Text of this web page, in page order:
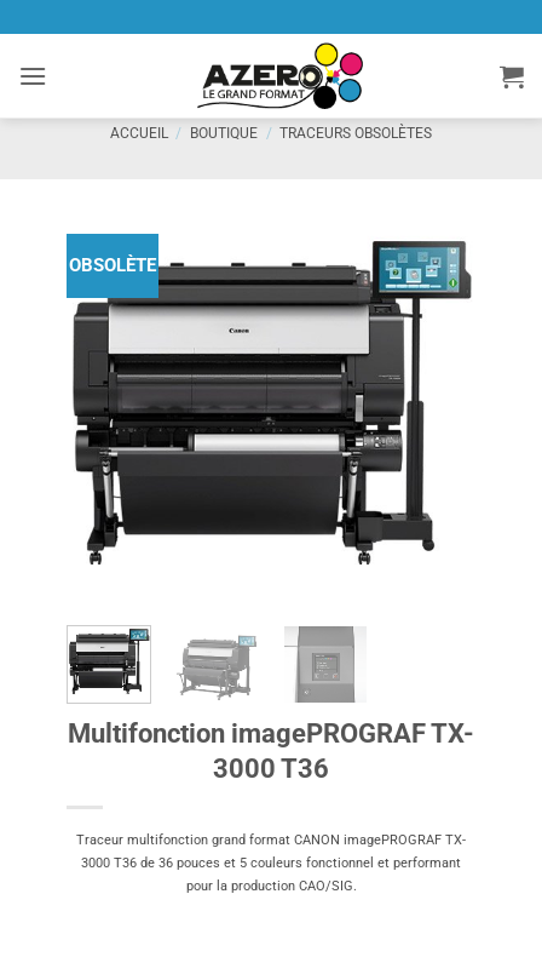
contenu
ACCUEIL / BOUTIQUE / TRACEURS OBSOLÈTES
OBSOLÈTE
Multifonction imagePROGRAF TX-
3000 T36
Traceur multifonction grand format CANON imagePROGRAF TX-
3000 T36 de 36 pouces et 5 couleurs fonctionnel et performant
pour la production CAO/SIG.